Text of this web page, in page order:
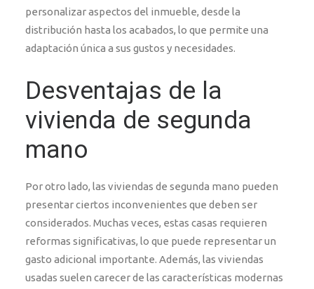
personalizar aspectos del inmueble, desde la
distribución hasta los acabados, lo que permite una
adaptación única a sus gustos y necesidades.
Desventajas de la
vivienda de segunda
mano
Por otro lado, las viviendas de segunda mano pueden
presentar ciertos inconvenientes que deben ser
considerados. Muchas veces, estas casas requieren
reformas significativas, lo que puede representar un
gasto adicional importante. Además, las viviendas
usadas suelen carecer de las características modernas